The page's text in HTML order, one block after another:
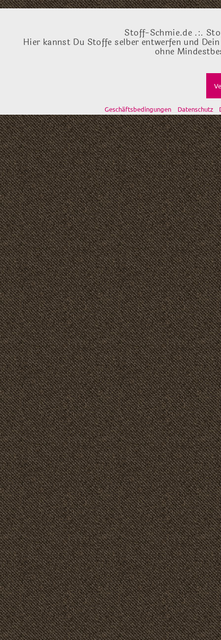
Stoff-Schmie.de .:.
Hier kannst Du Stoffe selber entwerfen und
ohne
Geschäftsbedingungen Datenschutz